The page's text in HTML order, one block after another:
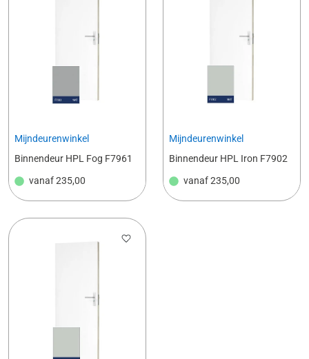
Mijndeurenwinkel
Binnendeur HPL Fog F7961
vanaf235,00
Mijndeurenwinkel
Binnendeur HPL Iron F7902
vanaf235,00